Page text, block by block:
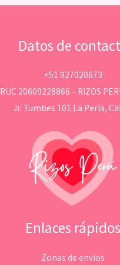
Datos de
+51 927020673
RUC 20609228866 – RIZOS
Jr. Tumbes 101 La Perla,
Enlaces rápidos
Zonas de envios